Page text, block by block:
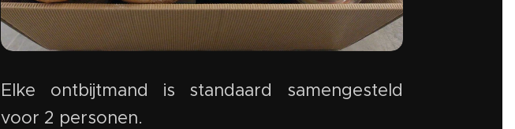
Elke ontbijtmand is standaard samengesteld
voor 2 personen.